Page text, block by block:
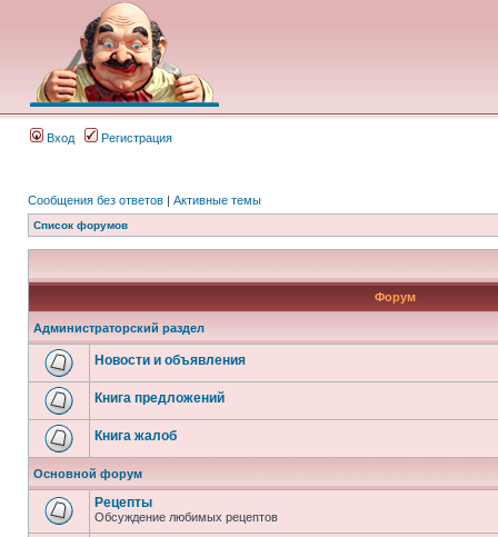
Вход Регистрация
Сообщения без ответов | Активные темы
Список форумов
Форум
Администраторский раздел
Новости и объявления
Книга предложений
Книга жалоб
Основной форум
Рецепты
Обсуждение любимых рецептов